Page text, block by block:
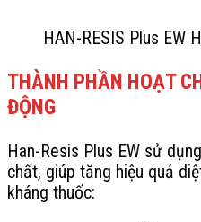
HAN-RESIS Plus EW
THÀNH PHẦN HOẠT
ĐỘNG
Han-Resis Plus EW sử
chất, giúp tăng hiệu quả
kháng thuốc: